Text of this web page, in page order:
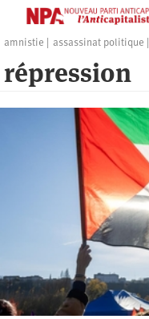
contenu
principal
amnistie assassinat politique
répression